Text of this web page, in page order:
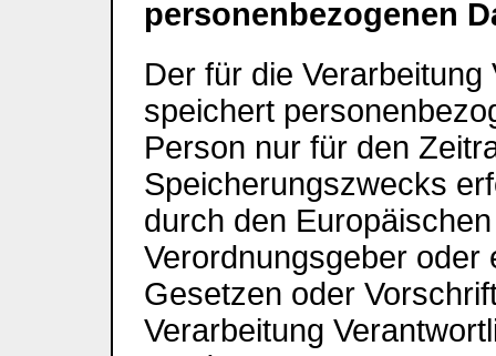
personenbezogenen
Der für die
speichert
Person nur für den
Speicherungszwecks
durch den
Verordnungsgeber oder
Gesetzen oder
Verarbeitung